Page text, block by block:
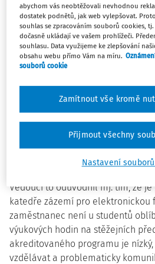
Zaměstnanec pracoval u
jako lektor II. stupně na katedře
pracovní poměr byl sjednán na
Rozhodnutím děkana fakulty ze
organizační změně bylo na
II. stupně na katedře občanské
fakulty.
lektora II. stupně byl na základě
Vedoucí to odůvodnil mj. tím, že
katedře zázemí pro elektronickou
zaměstnanec není u studentů
výukových hodin na stěžejních
akreditovaného programu je
vzdělávat a problematicky
abychom vás neobtěžovali nevhodnou
dostatek podnětů, jak web vylepšovat.
souhlas se zpracováním souborů cookies,
dočasně ukládají ve vašem prohlížeči.
souhlasu. Data využijeme ke zlepšování
obsahu webu přímo Vám na míru.
souborů cookie
Nastavení
Zamítnout vše kromě
Přijmout všechny